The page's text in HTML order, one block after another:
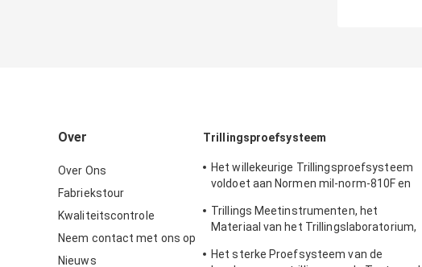
Over
Over Ons
Fabriekstour
Kwaliteitscontrole
Neem contact met ons op
Nieuws
Trillingsproefsysteem
Het willekeurige Trillingsproefsysteem
voldoet aan Normen mil-norm-810F en
Trillings Meetinstrumenten, het
Materiaal van het Trillingslaboratorium,
Het sterke Proefsysteem van de